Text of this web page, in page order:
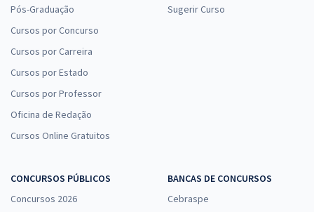
Pós-Graduação
Cursos por Concurso
Cursos por Carreira
Cursos por Estado
Cursos por Professor
Oficina de Redação
Cursos Online Gratuitos
Sugerir Curso
CONCURSOS PÚBLICOS
Concursos 2026
BANCAS DE CONCURSOS
Cebraspe